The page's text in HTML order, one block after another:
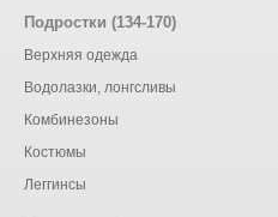
Подростки (134-170)
Верхняя одежда
Водолазки, лонгсливы
Комбинезоны
Костюмы
Леггинсы